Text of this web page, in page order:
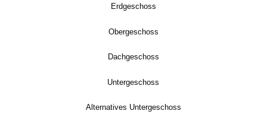
Erdgeschoss
Obergeschoss
Dachgeschoss
Untergeschoss
Alternatives Untergeschoss